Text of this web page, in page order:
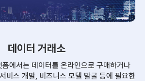
데이터 거래소
에서는 데이터를 온라인으로 구매하거나
서비스 개발, 비즈니스 모델 발굴 등에 필요한